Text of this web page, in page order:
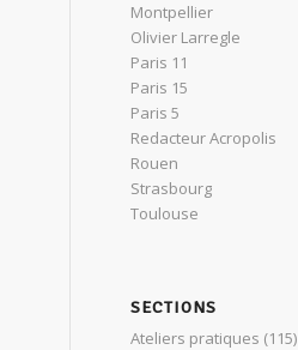
Montpellier
Olivier Larregle
Paris 11
Paris 15
Paris 5
Redacteur Acropolis
Rouen
Strasbourg
Toulouse
SECTIONS
Ateliers pratiques (115)